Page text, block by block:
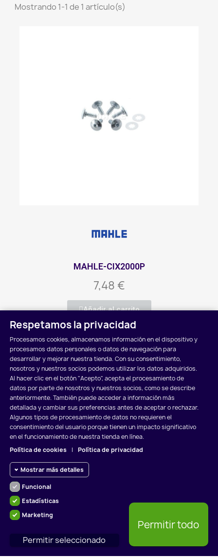
Mostrando 1-1 de 1 artículo(s)
MAHLE-CIX2000P
7,48 €
Añadir al carrito
Mostrando 1-1 de 1 artículo(s)
Volver arriba
POLÍTICA DE COOKIES
POLÍTICA DE PRIVACIDAD
AVISO LEGAL
RADIADORES VALLADOLID S.L.
powered by NEWGATETECHNOLOGIES S.L. ®
Respetamos la privacidad
Procesamos cookies, almacenamos información en el dispositivo y
procesamos datos personales o datos de navegación para
desarrollar y mejorar nuestra tienda. Con su consentimiento,
nosotros y nuestros socios podemos utilizar los datos adquiridos.
Al hacer clic en el botón "Acepto", acepta el procesamiento de
datos por parte de nosotros y nuestros socios, como se describe
anteriormente. También puede acceder a información más
detallada y cambiar sus preferencias antes de aceptar o rechazar.
Algunos tipos de procesamiento de datos no requieren el
consentimiento del usuario porque tienen un impacto significativo
en el funcionamiento de nuestra tienda en línea.
Política de cookies
| Política de privacidad
Mostrar más detalles
Funcional
Cookies requeridas y HttpOnly:
navegar por el sitio web y usar sus
funciones básicas. Estas cookies
son necesarias para que el sitio
web funcione correctamente.
Cookies
estadísticas
Funcional
Estadísticas
Marketing
Permitir seleccionado
Permitir todo